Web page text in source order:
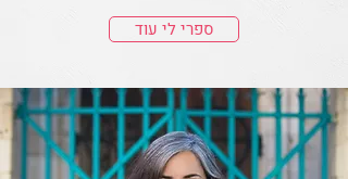
ספרי לי עוד